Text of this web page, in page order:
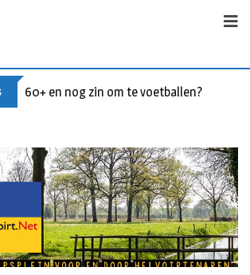
60+ en nog zin om te voetballen? Kom